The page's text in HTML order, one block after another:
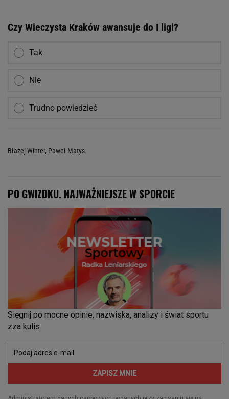
Czy Wieczysta Kraków awansuje do I ligi?
Tak
Nie
Trudno powiedzieć
Błażej Winter, Paweł Matys